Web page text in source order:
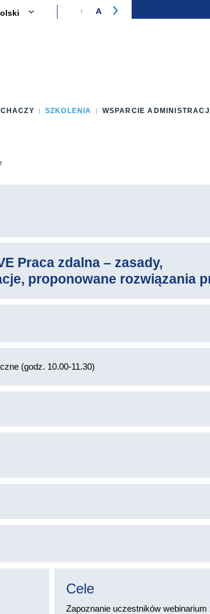
SZKOLENIA WSPARCIE ADMINISTRACJI
Praca zdalna – zasady,
proponowane rozwiązania
(godz. 10.00-11.30)
Cele
Zapoznanie uczestników webinarium